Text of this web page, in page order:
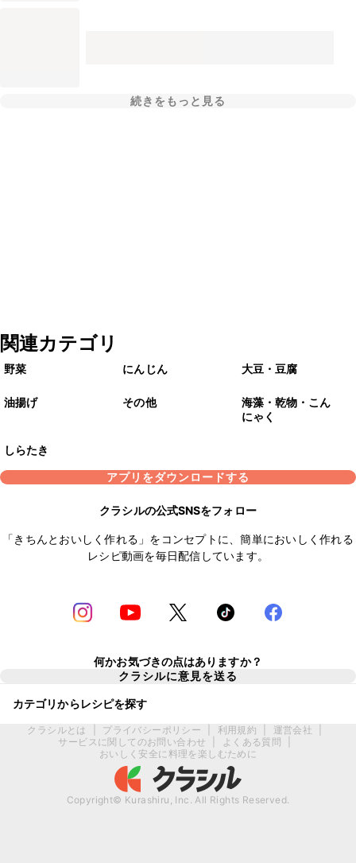
続きをもっと見る
関連カテゴリ
野菜 にんじん 大豆・豆腐
油揚げ その他
海藻・乾物・こん
にゃく
しらたき
アプリをダウンロードする
クラシルの公式SNSをフォロー
「きちんとおいしく作れる」をコンセプトに、簡単においしく作れる
レシピ動画を毎日配信しています。
何かお気づきの点はありますか？
クラシルに意見を送る
カテゴリからレシピを探す
クラシルとは プライバシーポリシー 利用規約 運営会社
サービスに関してのお問い合わせ
よくある質問
おいしく安全に料理を楽しむために
Copyright© Kurashiru, Inc. All Rights Reserved.